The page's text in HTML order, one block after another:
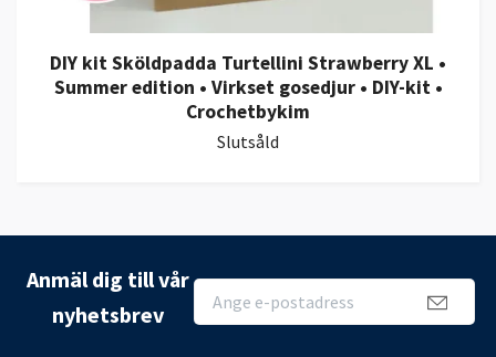
DIY kit Sköldpadda Turtellini Strawberry XL •
Summer edition • Virkset gosedjur • DIY-kit •
Crochetbykim
Slutsåld
Anmäl dig till vår
nyhetsbrev